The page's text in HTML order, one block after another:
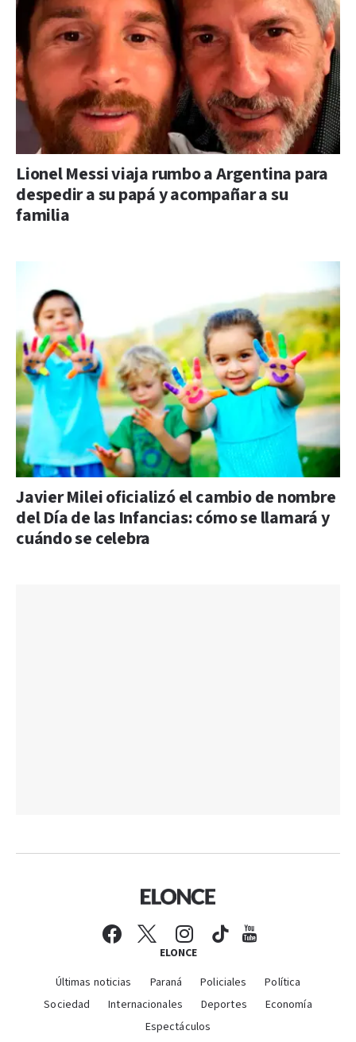
Lionel Messi viaja rumbo a Argentina para
despedir a su papá y acompañar a su
familia
Javier Milei oficializó el cambio de nombre
del Día de las Infancias: cómo se llamará y
cuándo se celebra
ELONCE
Últimas noticias Paraná Policiales
Política
Sociedad
Internacionales Deportes
Economía
Espectáculos